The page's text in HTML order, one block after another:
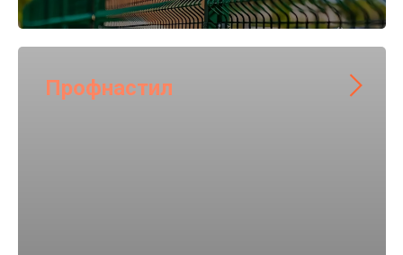
Профнастил